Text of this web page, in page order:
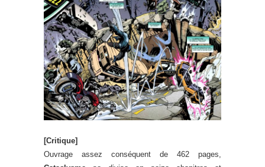
[Critique]
Ouvrage assez conséquent de 462 pages,